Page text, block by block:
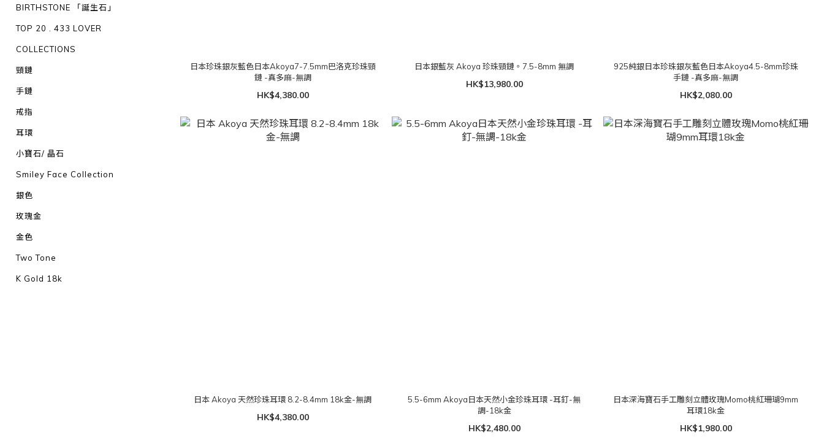
BIRTHSTONE 「誕生石」
TOP 20 . 433 LOVER
COLLECTIONS
頸鏈
手鏈
戒指
耳環
小寶石/ 晶石
Smiley Face Collection
銀色
玫瑰金
金色
Two Tone
K Gold 18k
日本珍珠銀灰藍色日本Akoya7-7.5mm巴洛克珍珠頸
鏈 -真多麻-無調
HK$4,380.00
日本銀藍灰 Akoya 珍珠頸鏈。7.5-8mm 無調
HK$13,980.00
925純銀日本珍珠銀灰藍色日本Akoya4.5-8mm珍珠
手鏈 -真多麻-無調
HK$2,080.00
日本 Akoya 天然珍珠耳環 8.2-8.4mm 18k金-無調
HK$4,380.00
5.5-6mm Akoya日本天然小金珍珠耳環 -耳釘-無
調-18k金
HK$2,480.00
日本深海寶石手工雕刻立體玫瑰Momo桃紅珊瑚9mm
耳環18k金
HK$1,980.00